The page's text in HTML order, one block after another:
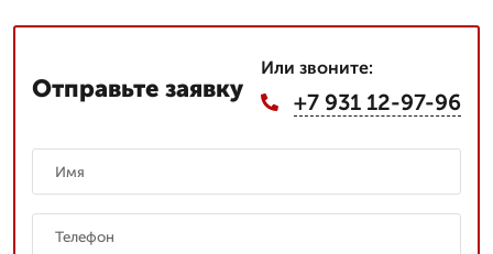
Отправьте заявку
Или звоните:
+7 931 12-97-96